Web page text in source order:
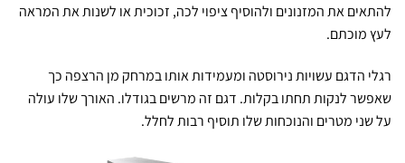
להתאים את המזנונים ולהוסיף ציפוי לכה, זכוכית או לשנות את המראה
לעץ מוכתם.
רגלי הדגם עשויות נירוסטה ומעמידות אותו במרחק מן הרצפה כך
שאפשר לנקות תחתו בקלות. דגם זה מרשים בגודלו. האורך שלו עולה
על שני מטרים והנוכחות שלו תוסיף רבות לחלל.